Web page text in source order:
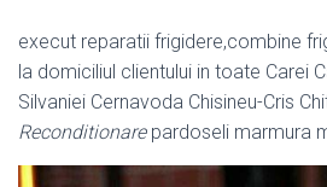
execut reparatii frigidere,combine
la domiciliul clientului in toate Carei
Silvaniei Cernavoda Chisineu-Cris
Reconditionarepardoseli marmura